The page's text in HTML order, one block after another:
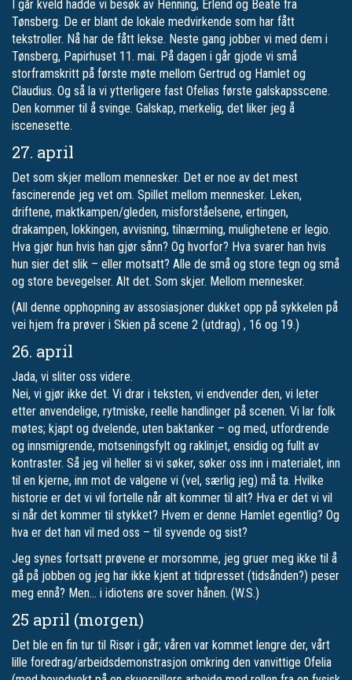
I går kveld hadde vi besøk av Henning, Erlend og Beate fra
Tønsberg. De er blant de lokale medvirkende som har fått
tekstroller. Nå har de fått lekse. Neste gang jobber vi med dem i
Tønsberg, Papirhuset 11. mai. På dagen i går gjode vi små
storframskritt på første møte mellom Gertrud og Hamlet og
Claudius. Og så la vi ytterligere fast Ofelias første galskapsscene.
Den kommer til å svinge. Galskap, merkelig, det liker jeg å
iscenesette.
27. april
Det som skjer mellom mennesker. Det er noe av det mest
fascinerende jeg vet om. Spillet mellom mennesker. Leken,
driftene, maktkampen/gleden, misforståelsene, ertingen,
drakampen, lokkingen, avvisning, tilnærming, mulighetene er legio.
Hva gjør hun hvis han gjør sånn? Og hvorfor? Hva svarer han hvis
hun sier det slik – eller motsatt? Alle de små og store tegn og små
og store bevegelser. Alt det. Som skjer. Mellom mennesker.
(All denne opphopning av assosiasjoner dukket opp på sykkelen på
vei hjem fra prøver i Skien på scene 2 (utdrag) , 16 og 19.)
26. april
Jada, vi sliter oss videre.
Nei, vi gjør ikke det. Vi drar i teksten, vi endvender den, vi leter
etter anvendelige, rytmiske, reelle handlinger på scenen. Vi lar folk
møtes; kjapt og dvelende, uten baktanker – og med, utfordrende
og innsmigrende, motseningsfylt og raklinjet, ensidig og fullt av
kontraster. Så jeg vil heller si vi søker, søker oss inn i materialet, inn
til en kjerne, inn mot de valgene vi (vel, særlig jeg) må ta. Hvilke
historie er det vi vil fortelle når alt kommer til alt? Hva er det vi vil
si når det kommer til stykket? Hvem er denne Hamlet egentlig? Og
hva er det han vil med oss – til syvende og sist?
Jeg synes fortsatt prøvene er morsomme, jeg gruer meg ikke til å
gå på jobben og jeg har ikke kjent at tidpresset (tidsånden?) peser
meg ennå? Men… i idiotens øre sover hånen. (W.S.)
25 april (morgen)
Det ble en fin tur til Risør i går; våren var kommet lengre der, vårt
lille foredrag/arbeidsdemonstrasjon omkring den vanvittige Ofelia